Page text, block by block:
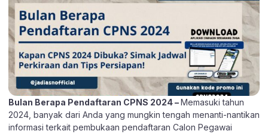
Bulan Berapa Pendaftaran CPNS 2024 –Memasuki tahun
2024, banyak dari Anda yang mungkin tengah menanti-nantikan
informasi terkait pembukaan pendaftaran Calon Pegawai